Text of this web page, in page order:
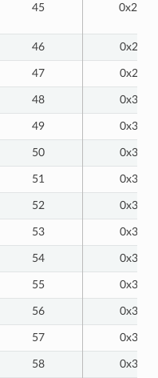
45 0x2D
46 0x2E
47 0x2F
48 0x30
49 0x31
50 0x32
51 0x33
52 0x34
53 0x35
54 0x36
55 0x37
56 0x38
57 0x39
58 0x3A